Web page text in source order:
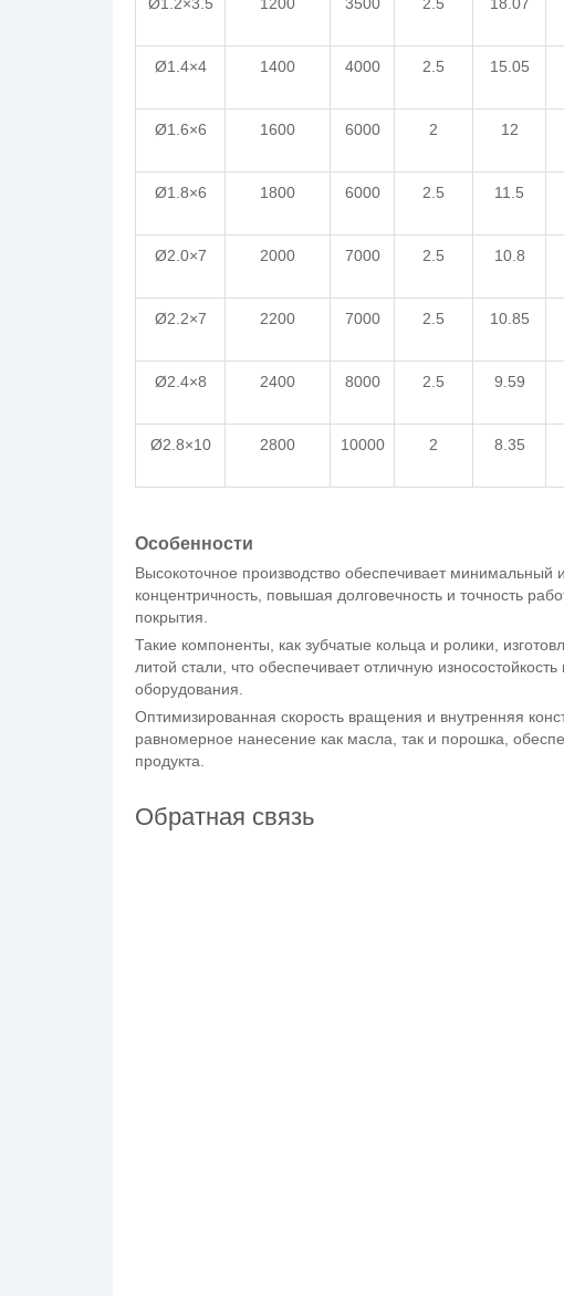
Ø1.4×4 1400 4000 2.5 15.05
Ø1.6×6 1600 6000 2 12
Ø1.8×6 1800 6000 2.5 11.5
Ø2.0×7 2000 7000 2.5 10.8
Ø2.2×7 2200 7000 2.5 10.85
Ø2.4×8 2400 8000 2.5 9.59
Ø2.8×10 2800 10000 2 8.35
Особенности
Высокоточное производство обеспечивает минимальный
концентричность, повышая долговечность и точность
покрытия.
Такие компоненты, как зубчатые кольца и ролики,
литой стали, что обеспечивает отличную
оборудования.
Оптимизированная скорость вращения и внутренняя
равномерное нанесение как масла, так и порошка,
продукта.
Обратная связь